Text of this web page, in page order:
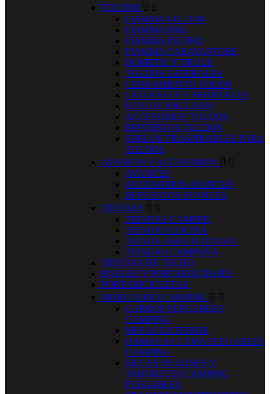
TOLDOS  
FIAMMA F45 / F40
FIAMMA F80S
FIAMMA F35 PRO
FIAMMA CARAVASTORE
DOMETIC Y TRULE
TOLDOS LATERALES
CERRAMIENTO TOLDO
LATERALES Y FRONTALES
KITS DE ANCLAJES
ACCESORIOS TOLDOS
REPUESTOS TOLDOS
SUELOS TRASPIRABLES PARA
TOLDOS
AVANCES Y ACCESORIOS  
AVANCES
ACCESORIOS AVANCES
REPUESTOS AVANCES
TIENDAS  
TIENDAS CAMPER
TIENDAS COCINA
TIENDA ASEO O DUCHA
TIENDAS CAMPAÑA
TIENDAS DE TECHO
BAULES Y PORTAEQUIPAJES
PORTABICICLETAS
MOBILIARIO CAMPING  
CARROS PLEGABLES
CAMPING
MESAS EXTERIOR
HAMACAS CAMA PLEGABLES
CAMPING
SILLAS SILLONES Y
TABURETES CAMPING
PLEGABLES